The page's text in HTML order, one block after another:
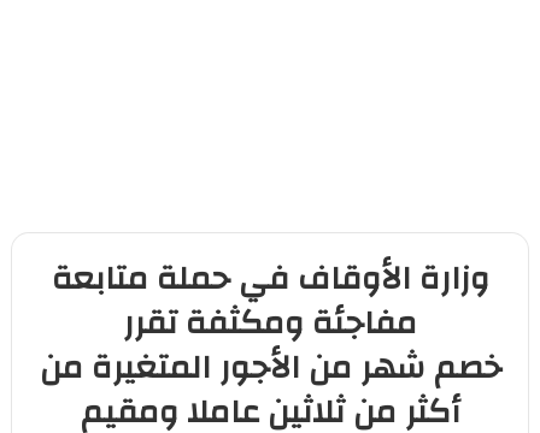
وزارة الأوقاف في حملة متابعة
مفاجئة ومكثفة تقرر
خصم شهر من الأجور المتغيرة من
أكثر من ثلاثين عاملا ومقيم